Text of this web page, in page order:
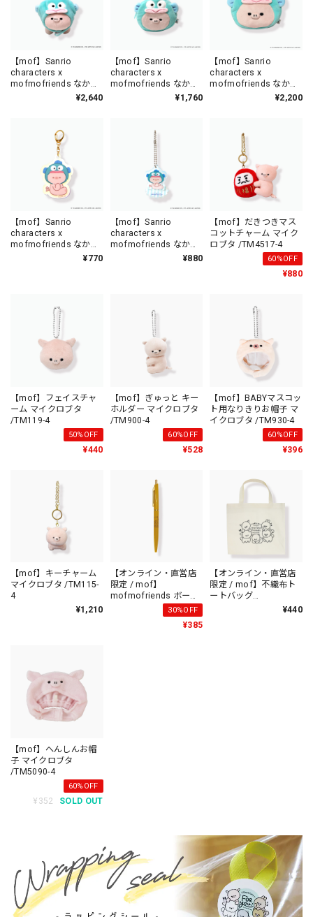
【mof】Sanrio
characters x
mofmofriends なかよ
しマスコットチャーム
¥2,640
【mof】Sanrio
characters x
mofmofriends なかよ
しミニポーチチャーム
¥1,760
【mof】Sanrio
characters x
mofmofriends なかよ
しフェイスポーチ¥2,200
【mof】Sanrio
characters x
mofmofriends なかよ
しオーロラアクリルチ
¥770
【mof】Sanrio
characters x
mofmofriends なかよ
しアクリルスタンドチ
¥880
【mof】だきつきマス
コットチャーム マイク
ロブタ /TM4517-4
60%OFF
¥880
【mof】フェイスチャ
ーム マイクロブタ
/TM119-4
50%OFF
¥440
【mof】ぎゅっと キー
ホルダー マイクロブタ
/TM900-4
60%OFF
¥528
【mof】BABYマスコッ
ト用なりきりお帽子 マ
イクロブタ /TM930-4
60%OFF
¥396
【mof】キーチャーム
マイクロブタ /TM115-
4
¥1,210
【オンライン・直営店
限定 / mof】
mofmofriends ボール
ペン マイクロブタ /
30%OFF
¥385
【オンライン・直営店
限定 / mof】不織布ト
ートバッグ
¥440
【mof】へんしんお帽
子 マイクロブタ
/TM5090-4
60%OFF
¥352 SOLD OUT